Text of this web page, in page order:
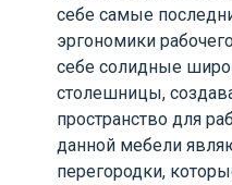
себе самые
эргономики
себе солидные
столешницы,
пространство для
данной мебели
перегородки,